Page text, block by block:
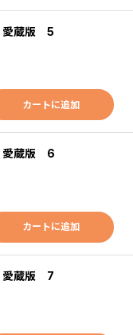
愛蔵版 5
カートに追加
愛蔵版 6
カートに追加
愛蔵版 7